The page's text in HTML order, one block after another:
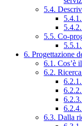
5.4.
5.5. Co-
6. Progettazione
6.1. Cos’è
6.2.
6.3. Dalla